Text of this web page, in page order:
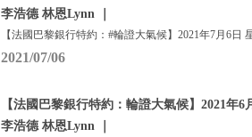
李浩德 林恩Lynn ｜
【法國巴黎銀行特約：#輪證大氣候】2021年7月6日
2021/07/06
【法國巴黎銀行特約：輪證大氣候】2021年
李浩德 林恩Lynn ｜